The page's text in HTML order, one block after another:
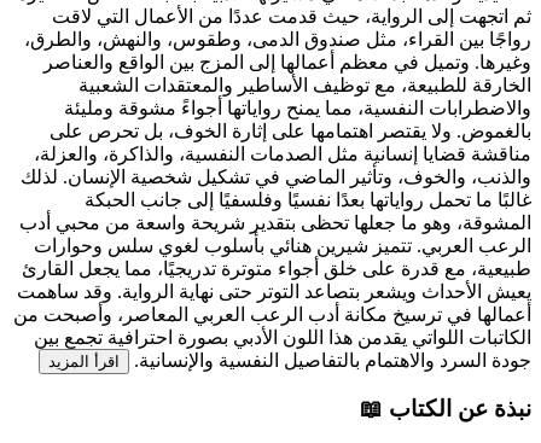
ثم اتجهت إلى الرواية، حيث قدمت عددًا من الأعمال التي لاقت
رواجًا بين القراء، مثل صندوق الدمى، وطقوس، والنهش، والطرق،
وغيرها. وتميل في معظم أعمالها إلى المزج بين الواقع والعناصر
الخارقة للطبيعة، مع توظيف الأساطير والمعتقدات الشعبية
والاضطرابات النفسية، مما يمنح رواياتها أجواءً مشوقة ومليئة
بالغموض. ولا يقتصر اهتمامها على إثارة الخوف، بل تحرص على
مناقشة قضايا إنسانية مثل الصدمات النفسية، والذاكرة، والعزلة،
والذنب، والخوف، وتأثير الماضي في تشكيل شخصية الإنسان. لذلك
غالبًا ما تحمل رواياتها بعدًا نفسيًا وفلسفيًا إلى جانب الحبكة
المشوقة، وهو ما جعلها تحظى بتقدير شريحة واسعة من محبي أدب
الرعب العربي. تتميز شيرين هنائي بأسلوب لغوي سلس وحوارات
طبيعية، مع قدرة على خلق أجواء متوترة تدريجيًا، مما يجعل القارئ
يعيش الأحداث ويشعر بتصاعد التوتر حتى نهاية الرواية. وقد ساهمت
أعمالها في ترسيخ مكانة أدب الرعب العربي المعاصر، وأصبحت من
الكاتبات اللواتي يقدمن هذا اللون الأدبي بصورة احترافية تجمع بين
جودة السرد والاهتمام بالتفاصيل النفسية والإنسانية.
اقرأ المزيد
نبذة عن الكتاب 📖